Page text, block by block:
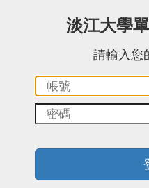
淡江大學
請輸入您